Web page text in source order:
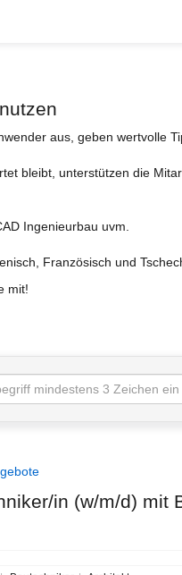
aus, geben wertvolle
bleibt, unterstützen die
Ingenieurbau uvm.
Französisch und
mit!
in (w/m/d) mit